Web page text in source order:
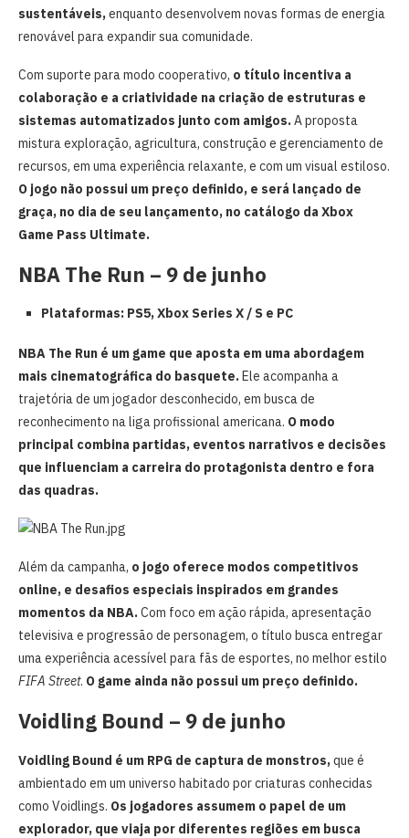
sustentáveis,enquanto desenvolvem novas formas de energia
renovável para expandir sua comunidade.
Com suporte para modo cooperativo, o título incentiva a
colaboração e a criatividade na criação de estruturas e
sistemas automatizados junto com amigos.A proposta
mistura exploração, agricultura, construção e gerenciamento de
recursos, em uma experiência relaxante, e com um visual estiloso.
O jogo não possui um preço definido, e será lançado de
graça, no dia de seu lançamento, no catálogo da Xbox
Game Pass Ultimate.
NBA The Run – 9 de junho
Plataformas: PS5, Xbox Series X / S e PC
NBA The Run é um game que aposta em uma abordagem
mais cinematográfica do basquete.Ele acompanha a
trajetória de um jogador desconhecido, em busca de
reconhecimento na liga profissional americana. O modo
principal combina partidas, eventos narrativos e decisões
que influenciam a carreira do protagonista dentro e fora
das quadras.
Além da campanha, o jogo oferece modos competitivos
online, e desafios especiais inspirados em grandes
momentos da NBA.Com foco em ação rápida, apresentação
televisiva e progressão de personagem, o título busca entregar
uma experiência acessível para fãs de esportes, no melhor estilo
FIFA Street. O game ainda não possui um preço definido.
Voidling Bound – 9 de junho
Voidling Bound é um RPG de captura de monstros,que é
ambientado em um universo habitado por criaturas conhecidas
como Voidlings. Os jogadores assumem o papel de um
explorador, que viaja por diferentes regiões em busca